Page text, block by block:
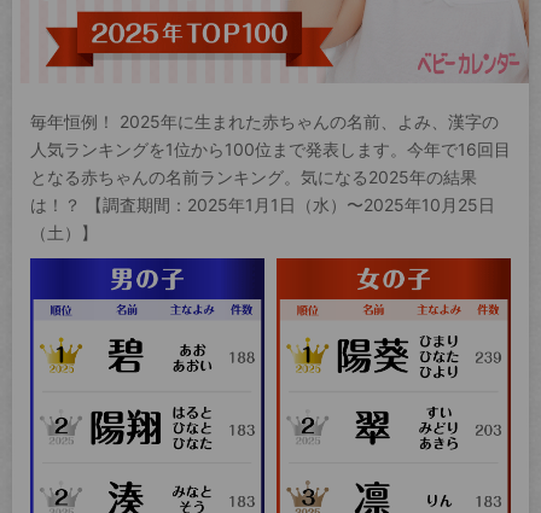
毎年恒例！ 2025年に生まれた赤ちゃんの名前、よみ、漢字の
人気ランキングを1位から100位まで発表します。今年で16回目
となる赤ちゃんの名前ランキング。気になる2025年の結果
は！？ 【調査期間：2025年1月1日（水）〜2025年10月25日
（土）】